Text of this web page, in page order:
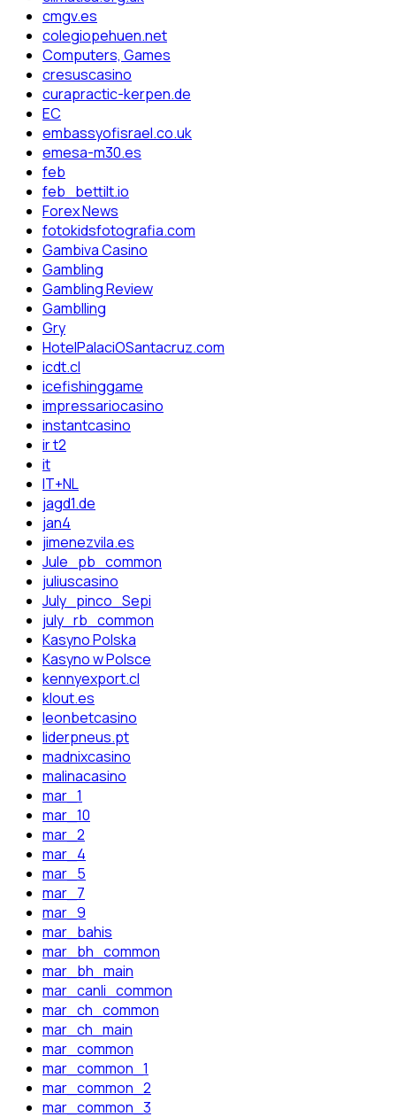
cmgv.es
colegiopehuen.net
Computers, Games
cresuscasino
curapractic-kerpen.de
EC
embassyofisrael.co.uk
emesa-m30.es
feb
feb_bettilt.io
Forex News
fotokidsfotografia.com
Gambiva Casino
Gambling
Gambling Review
Gamblling
Gry
HotelPalaciOSantacruz.com
icdt.cl
icefishinggame
impressariocasino
instantcasino
ir t2
it
IT+NL
jagd1.de
jan4
jimenezvila.es
Jule_pb_common
juliuscasino
July_pinco_Sepi
july_rb_common
Kasyno Polska
Kasyno w Polsce
kennyexport.cl
klout.es
leonbetcasino
liderpneus.pt
madnixcasino
malinacasino
mar_1
mar_10
mar_2
mar_4
mar_5
mar_7
mar_9
mar_bahis
mar_bh_common
mar_bh_main
mar_canli_common
mar_ch_common
mar_ch_main
mar_common
mar_common_1
mar_common_2
mar_common_3